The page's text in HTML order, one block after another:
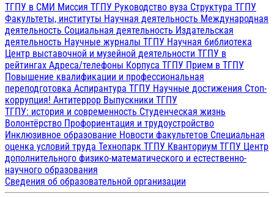
ТГПУ в СМИ Миссия ТГПУ Руководство вуза Структура ТГПУ
Факультеты, институты Научная деятельность Международная
деятельность Социальная деятельность Издательская
деятельность Научные журналы ТГПУ Научная библиотека
Центр выставочной и музейной деятельности ТГПУ в
рейтингах Адреса/телефоны Корпуса ТГПУ Прием в ТГПУ
Повышение квалификации и профессиональная
переподготовка Аспирантура ТГПУ Научные достижения Стоп-
коррупция! Антитеррор Выпускники ТГПУ
ТГПУ: история и современность Студенческая жизнь
Волонтёрство Профориентация и трудоустройство
Инклюзивное образование Новости факультетов Специальная
оценка условий труда Технопарк ТГПУ Кванториум ТГПУ Центр
дополнительного физико-математического и естественно-
научного образования
Сведения об образовательной организации